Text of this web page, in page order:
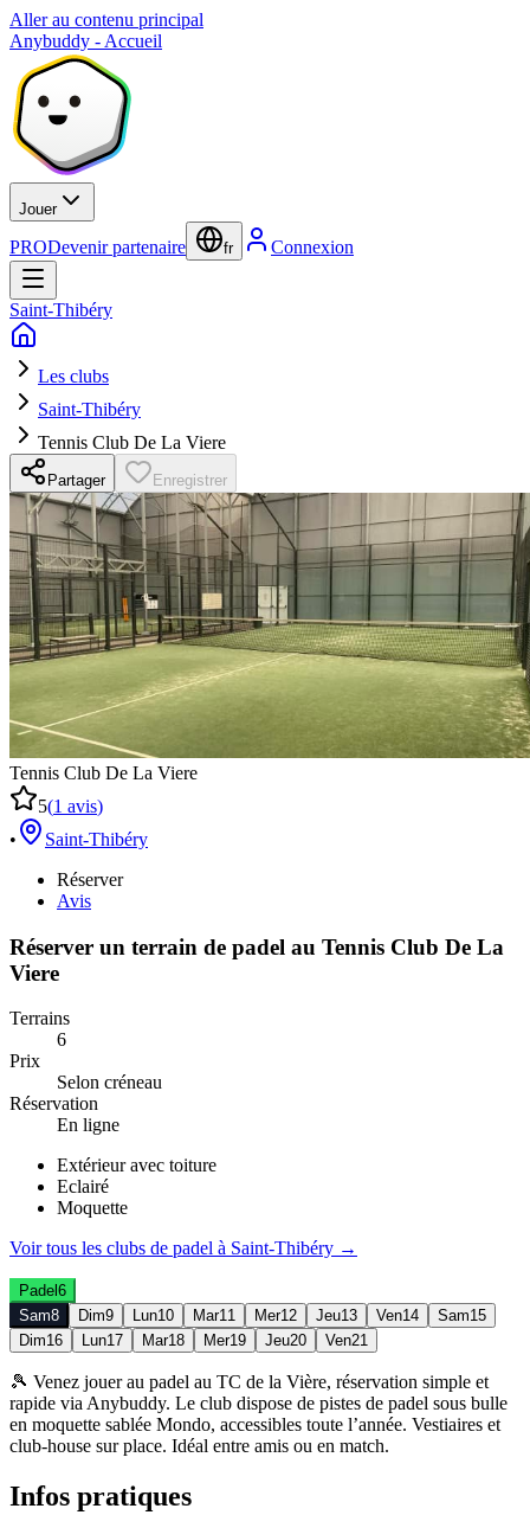
Aller au contenu principal
Anybuddy - Accueil
Jouer
PRODevenir partenaire fr Connexion
Saint-Thibéry
Les clubs
Saint-Thibéry
Tennis Club De La Viere
Partager Enregistrer
Tennis Club De La Viere
5(1 avis)
•
Saint-Thibéry
Réserver
Avis
Réserver un terrain de padel au Tennis Club De La
Viere
Terrains
6
Prix
Selon créneau
Réservation
En ligne
Extérieur avec toiture
Eclairé
Moquette
Voir tous les clubs de padel à Saint-Thibéry →
Padel 6
Sam8 Dim9 Lun10 Mar11 Mer12 Jeu13 Ven14 Sam15
Dim16 Lun17 Mar18 Mer19 Jeu20 Ven21
🎾 Venez jouer au padel au TC de la Vière, réservation simple et
rapide via Anybuddy. Le club dispose de pistes de padel sous bulle
en moquette sablée Mondo, accessibles toute l’année. Vestiaires et
club-house sur place. Idéal entre amis ou en match.
Infos pratiques